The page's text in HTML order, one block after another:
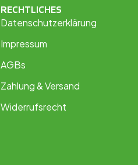
RECHTLICHES
Datenschutzerklärung
Impressum
AGBs
Zahlung & Versand
Widerrufsrecht